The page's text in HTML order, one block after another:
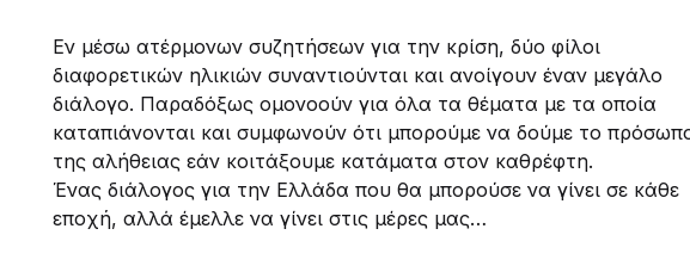
Εν μέσω ατέρμονων συζητήσεων για την κρίση, δύο φίλοι
διαφορετικών ηλικιών συναντιούνται και ανοίγουν έναν μεγάλο
διάλογο. Παραδόξως ομονοούν για όλα τα θέματα με τα οποία
καταπιάνονται και συμφωνούν ότι μπορούμε να δούμε το
της αλήθειας εάν κοιτάξουμε κατάματα στον καθρέφτη.
Ένας διάλογος για την Ελλάδα που θα μπορούσε να γίνει σε κάθε
εποχή, αλλά έμελλε να γίνει στις μέρες μας…